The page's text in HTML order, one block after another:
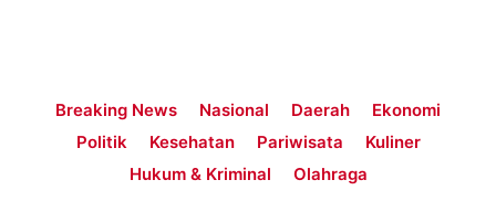
Breaking News Nasional Daerah
Ekonomi
Politik
Kesehatan Pariwisata
Kuliner
Hukum & Kriminal
Olahraga